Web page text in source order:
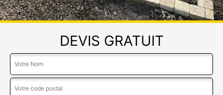
DEVIS GRATUIT